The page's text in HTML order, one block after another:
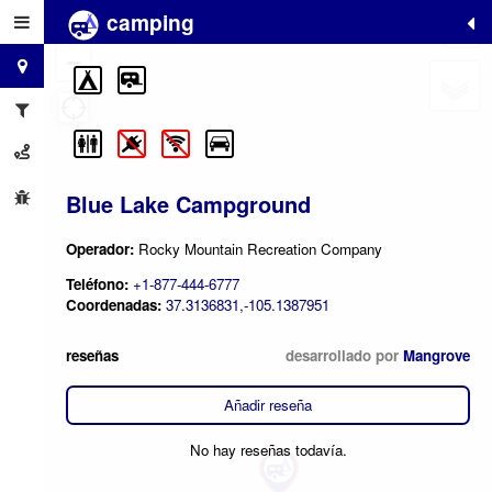
camping
Blue Lake Campground
Operador: Rocky Mountain Recreation Company
Teléfono: +1-877-444-6777
Coordenadas: 37.3136831,-105.1387951
reseñas desarrollado por Mangrove
Añadir reseña
No hay reseñas todavía.
+
−